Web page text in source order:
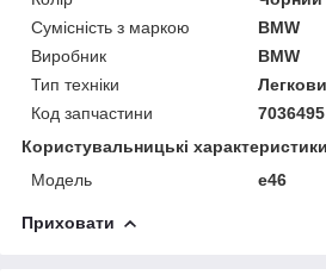
Сумісність з маркою
BMW
Виробник
BMW
Тип техніки
Код запчастини
7036495
Користувальницькі характеристики
Модель
е46
Приховати